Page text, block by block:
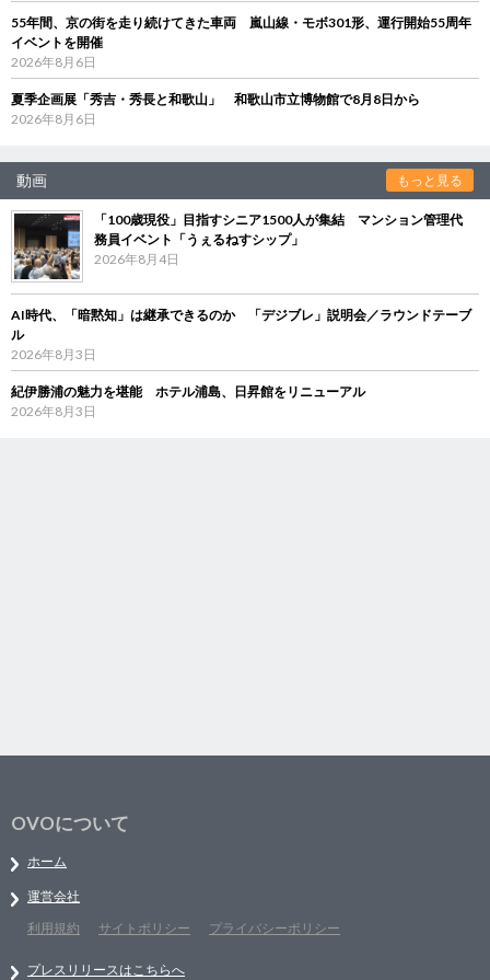
55年間、京の街を走り続けてきた車両 嵐山線・モボ301形、運行開始55周年
イベントを開催
2026年8月6日
夏季企画展「秀吉・秀長と和歌山」 和歌山市立博物館で8月8日から
2026年8月6日
動画 もっと見る
「100歳現役」目指すシニア1500人が集結 マンション管理代
務員イベント「うぇるねすシップ」
2026年8月4日
AI時代、「暗黙知」は継承できるのか 「デジブレ」説明会／ラウンドテーブ
ル
2026年8月3日
紀伊勝浦の魅力を堪能 ホテル浦島、日昇館をリニューアル
2026年8月3日
OVOについて
ホーム
運営会社
利用規約
サイトポリシー プライバシーポリシー
プレスリリースはこちらへ